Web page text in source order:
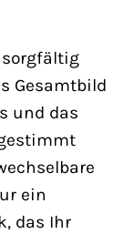
sorgfältig
Gesamtbild
und das
ein
das Ihr